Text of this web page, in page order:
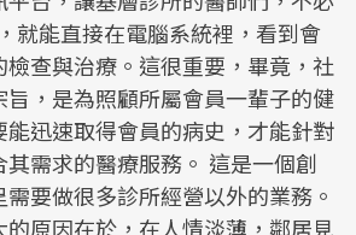
就能直接在電腦系統裡，看到會
檢查與治療。這很重要，畢竟，社
，是為照顧所屬會員一輩子的健
迅速取得會員的病史，才能針對
需求的醫療服務。 這是一個創
要做很多診所經營以外的業務。
原因在於，在人情淡薄，鄰居見